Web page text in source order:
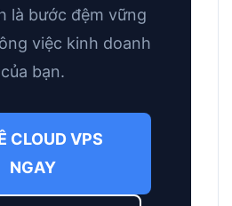
là bước đệm vững
việc kinh doanh
của bạn.
CLOUD VPS
NGAY